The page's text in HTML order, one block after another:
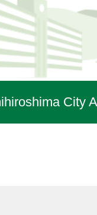
City